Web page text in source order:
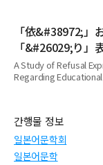
「依&#38972;」
「&#26029;り」
A Study of Refusal
Regarding
간행물 정보
일본어문학회
일본어문학